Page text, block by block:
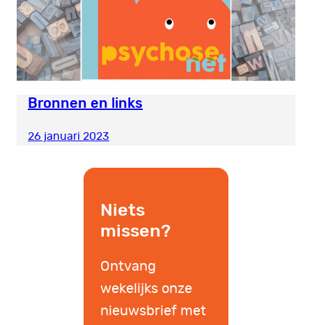
Bronnen en links
26 januari 2023
Niets
missen?
Ontvang
wekelijks onze
nieuwsbrief met